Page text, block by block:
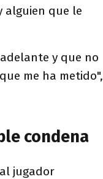
alguien que le
y que no
me ha metido",
condena
jugador